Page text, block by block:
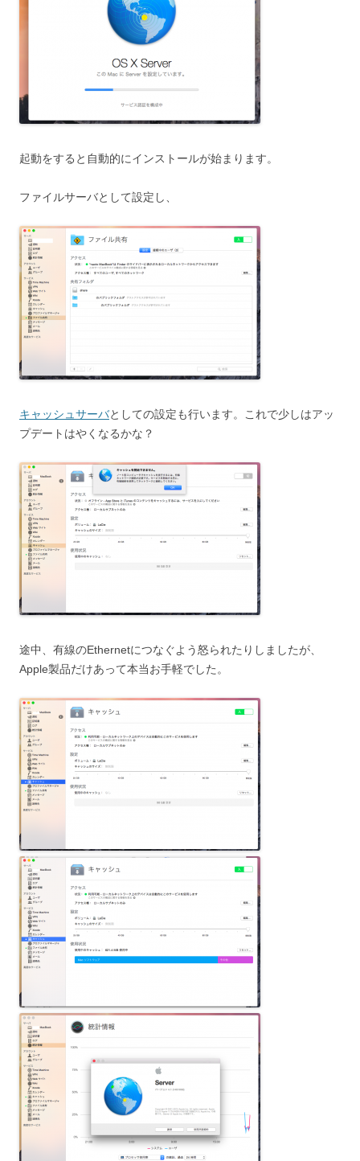
起動をすると自動的にインストールが始まります。
ファイルサーバとして設定し、
キャッシュサーバとしての設定も行います。これで少しはアッ
プデートはやくなるかな？
途中、有線のEthernetにつなぐよう怒られたりしましたが、
Apple製品だけあって本当お手軽でした。